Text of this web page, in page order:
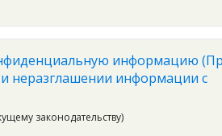
информацию
неразглашении информации с
законодательству)